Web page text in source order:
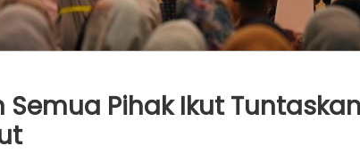
Pihak Ikut